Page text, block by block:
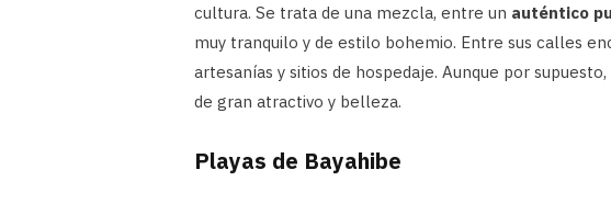
cultura. Se trata de una mezcla, entre un auténtico
muy tranquilo y de estilo bohemio. Entre sus calles
artesanías y sitios de hospedaje. Aunque por
de gran atractivo y belleza.
Playas de Bayahibe